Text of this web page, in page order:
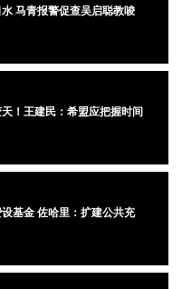
马青报警促查吴启聪教唆
！王建民：希盟应把握时间
基金 佐哈里：扩建公共充